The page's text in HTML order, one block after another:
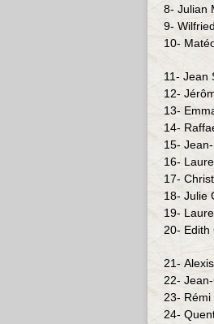
8- Julian
9-
10-
11- Jean
12-
13-
14-
15-
16-
17-
18- Julie
19-
20- Edith
21-
22-
23- Rémi
24-